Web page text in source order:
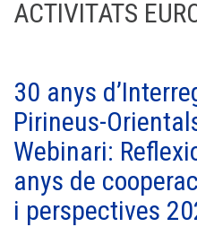
ACTIVITATS
30 anys
Pirineus-
Webinari:
anys de
i perspectives